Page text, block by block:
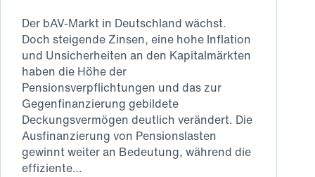
Der bAV-Markt in Deutschland wächst.
Doch steigende Zinsen, eine hohe Inflation
und Unsicherheiten an den Kapitalmärkten
haben die Höhe der
Pensionsverpflichtungen und das zur
Gegenfinanzierung gebildete
Deckungsvermögen deutlich verändert. Die
Ausfinanzierung von Pensionslasten
gewinnt weiter an Bedeutung, während die
effiziente…